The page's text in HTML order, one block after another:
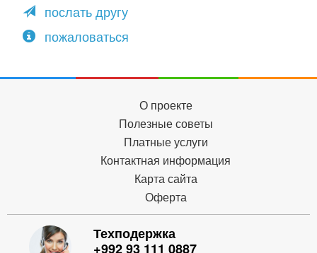
послать другу
пожаловаться
О проекте
Полезные советы
Платные услуги
Контактная информация
Карта сайта
Оферта
Техподержка
+992 93 111 0887